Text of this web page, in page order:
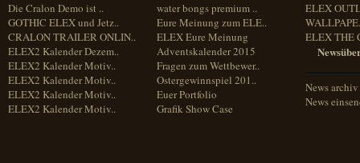
Die Cralon Demo ist ..
GOTHIC ELEX und Jetz..
CRALON TRAILER ONLIN..
ELEX2 Kalender Dezem..
ELEX2 Kalender Motiv..
ELEX2 Kalender Motiv..
ELEX2 Kalender Motiv..
ELEX2 Kalender Motiv..
water bongs premium ..
Eure Meinung zum ELE..
ELEX Eure Meinung
Adventskalender 2015
Fragen zum Wettbewer..
Ostergewinnspiel 201..
Euer Portfolio
Grafik Show Case
ELEX
ELEX THE
News archiv
News